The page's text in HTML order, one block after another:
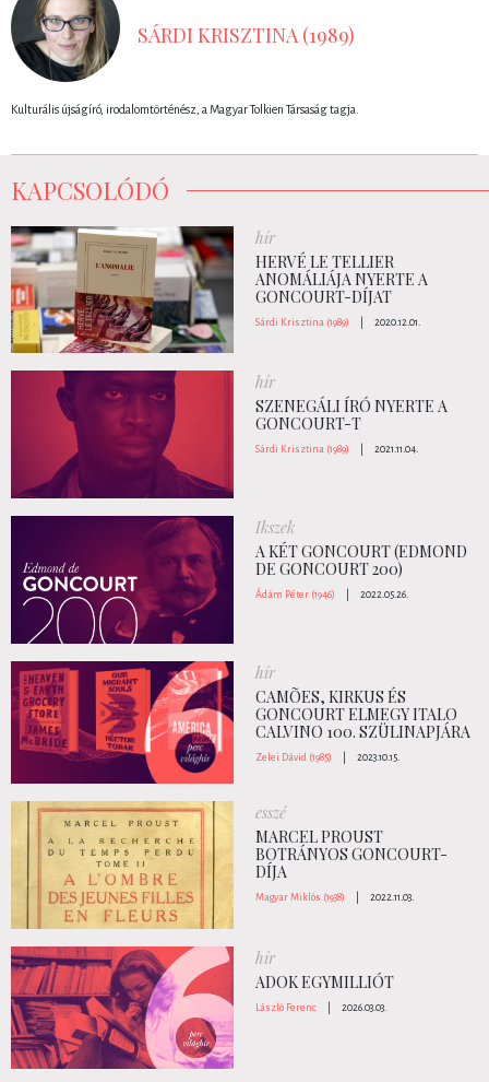
SÁRDI KRISZTINA (1989)
Kulturális újságíró, irodalomtörténész, a Magyar Tolkien Társaság tagja.
KAPCSOLÓDÓ
hír
HERVÉ LE TELLIER
ANOMÁLIÁJA NYERTE A
GONCOURT-DÍJAT
Sárdi Krisztina (1989) 2020.12.01.
hír
SZENEGÁLI ÍRÓ NYERTE A
GONCOURT-T
Sárdi Krisztina (1989) 2021.11.04.
Ikszek
A KÉT GONCOURT (EDMOND
DE GONCOURT 200)
Ádám Péter (1946) 2022.05.26.
hír
CAMÕES, KIRKUS ÉS
GONCOURT ELMEGY ITALO
CALVINO 100. SZÜLINAPJÁRA
Zelei Dávid (1985) 2023.10.15.
esszé
MARCEL PROUST
BOTRÁNYOS GONCOURT-
DÍJA
Magyar Miklós (1938) 2022.11.03.
hír
ADOK EGYMILLIÓT
László Ferenc 2026.03.03.